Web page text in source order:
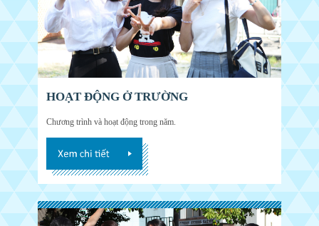
HOẠT ĐỘNG Ở TRƯỜNG
Chương trình và hoạt động trong năm.